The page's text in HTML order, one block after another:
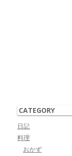
CATEGORY
日記
料理
おかず